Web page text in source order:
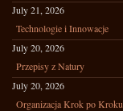
July 21, 2026
Technologie i Innowacje
July 20, 2026
Przepisy z Natury
July 20, 2026
Organizacja Krok po Kroku